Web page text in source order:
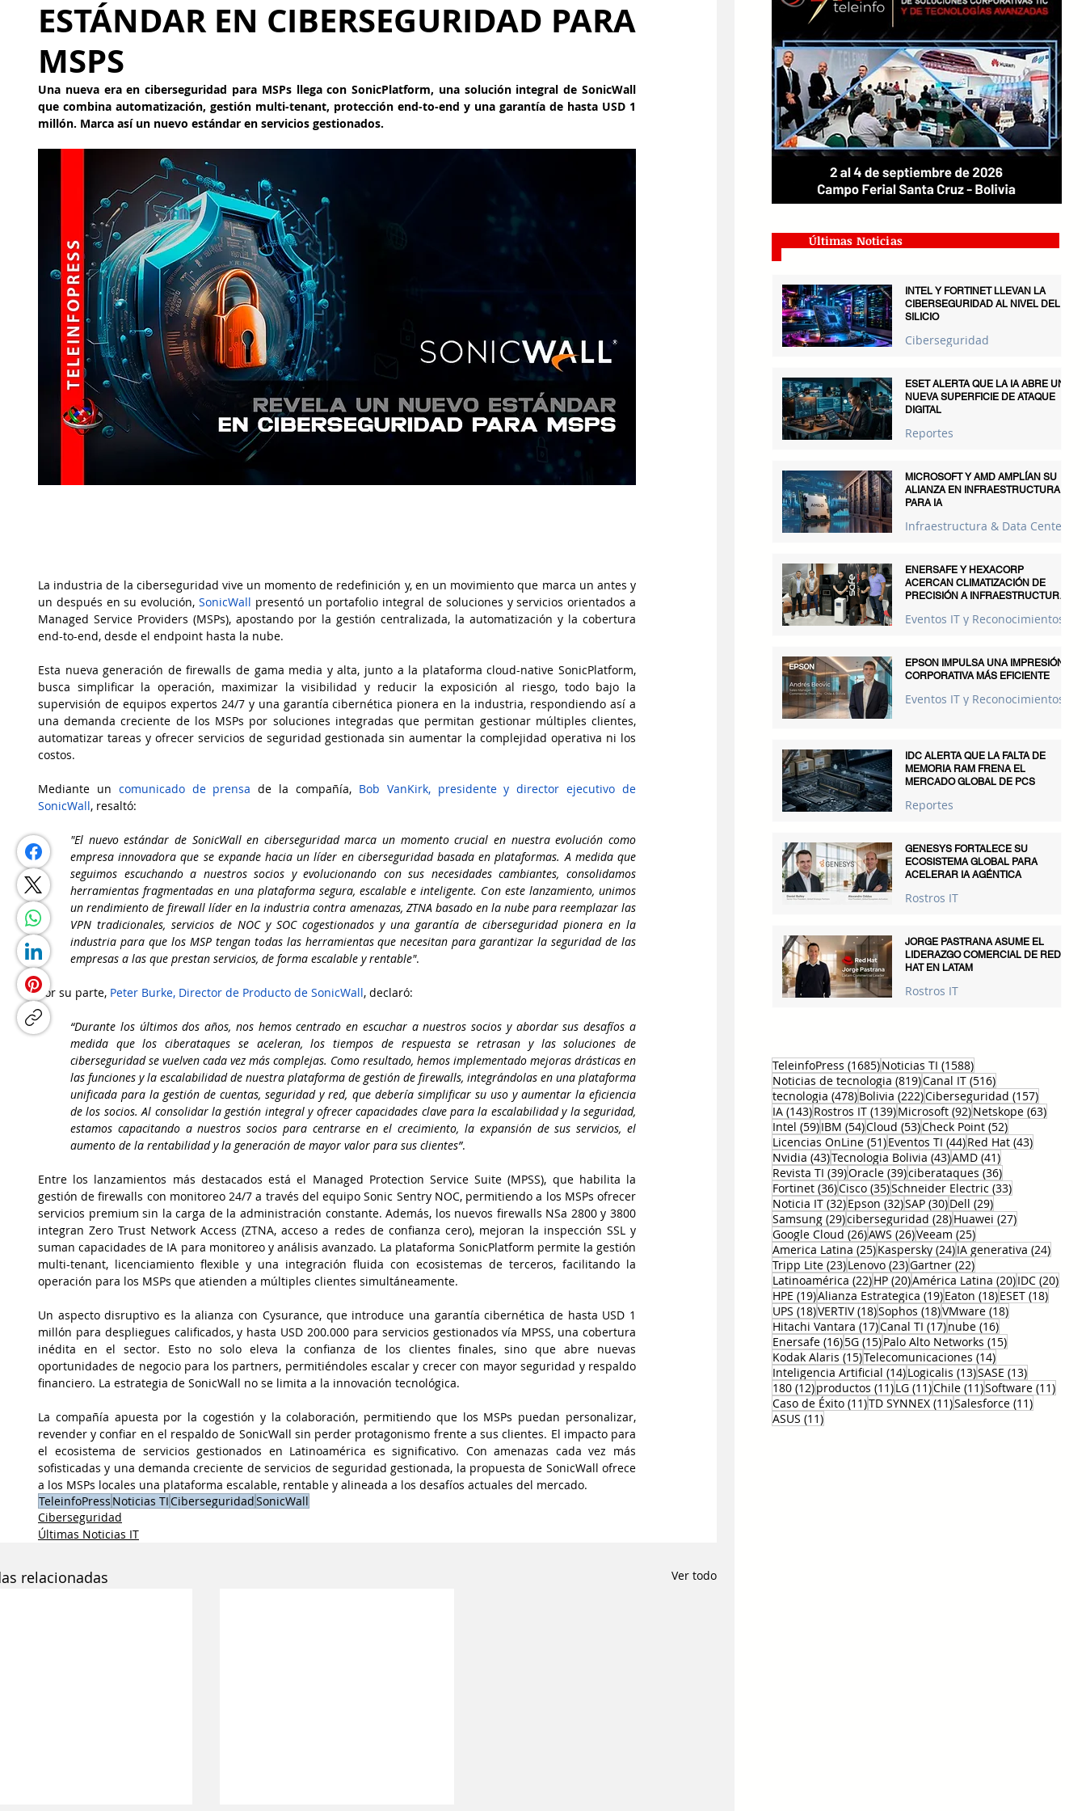
ESTÁNDAR EN CIBERSEGURIDAD PARA
MSPS
Una nueva era en ciberseguridad para MSPs llega con SonicPlatform, una solución integral de SonicWall
que combina automatización, gestión multi-tenant, protección end-to-end y una garantía de hasta USD 1
millón. Marca así un nuevo estándar en servicios gestionados.
La industria de la ciberseguridad vive un momento de redefinición y, en un movimiento que marca un antes y
un después en su evolución, SonicWall presentó un portafolio integral de soluciones y servicios orientados a
Managed Service Providers (MSPs), apostando por la gestión centralizada, la automatización y la cobertura
end-to-end, desde el endpoint hasta la nube.
Esta nueva generación de firewalls de gama media y alta, junto a la plataforma cloud-native SonicPlatform,
busca simplificar la operación, maximizar la visibilidad y reducir la exposición al riesgo, todo bajo la
supervisión de equipos expertos 24/7 y una garantía cibernética pionera en la industria, respondiendo así a
una demanda creciente de los MSPs por soluciones integradas que permitan gestionar múltiples clientes,
automatizar tareas y ofrecer servicios de seguridad gestionada sin aumentar la complejidad operativa ni los
costos.
Mediante un comunicado de prensa de la compañía, Bob VanKirk, presidente y director ejecutivo de
SonicWall, resaltó:
"El nuevo estándar de SonicWall en ciberseguridad marca un momento crucial en nuestra evolución como
empresa innovadora que se expande hacia un líder en ciberseguridad basada en plataformas. A medida que
seguimos escuchando a nuestros socios y evolucionando con sus necesidades cambiantes, consolidamos
herramientas fragmentadas en una plataforma segura, escalable e inteligente. Con este lanzamiento, unimos
un rendimiento de firewall líder en la industria contra amenazas, ZTNA basado en la nube para reemplazar las
VPN tradicionales, servicios de NOC y SOC cogestionados y una garantía de ciberseguridad pionera en la
industria para que los MSP tengan todas las herramientas que necesitan para garantizar la seguridad de las
empresas a las que prestan servicios, de forma escalable y rentable".
Por su parte, Peter Burke, Director de Producto de SonicWall, declaró:
“Durante los últimos dos años, nos hemos centrado en escuchar a nuestros socios y abordar sus desafíos a
medida que los ciberataques se aceleran, los tiempos de respuesta se retrasan y las soluciones de
ciberseguridad se vuelven cada vez más complejas. Como resultado, hemos implementado mejoras drásticas en
las funciones y la escalabilidad de nuestra plataforma de gestión de firewalls, integrándolas en una plataforma
unificada para la gestión de cuentas, seguridad y red, que debería simplificar su uso y aumentar la eficiencia
de los socios. Al consolidar la gestión integral y ofrecer capacidades clave para la escalabilidad y la seguridad,
estamos capacitando a nuestros socios para centrarse en el crecimiento, la expansión de sus servicios, el
aumento de la rentabilidad y la generación de mayor valor para sus clientes”.
Entre los lanzamientos más destacados está el Managed Protection Service Suite (MPSS), que habilita la
gestión de firewalls con monitoreo 24/7 a través del equipo Sonic Sentry NOC, permitiendo a los MSPs ofrecer
servicios premium sin la carga de la administración constante. Además, los nuevos firewalls NSa 2800 y 3800
integran Zero Trust Network Access (ZTNA, acceso a redes de confianza cero), mejoran la inspección SSL y
suman capacidades de IA para monitoreo y análisis avanzado. La plataforma SonicPlatform permite la gestión
multi-tenant, licenciamiento flexible y una integración fluida con ecosistemas de terceros, facilitando la
operación para los MSPs que atienden a múltiples clientes simultáneamente.
Un aspecto disruptivo es la alianza con Cysurance, que introduce una garantía cibernética de hasta USD 1
millón para despliegues calificados, y hasta USD 200.000 para servicios gestionados vía MPSS, una cobertura
inédita en el sector. Esto no solo eleva la confianza de los clientes finales, sino que abre nuevas
oportunidades de negocio para los partners, permitiéndoles escalar y crecer con mayor seguridad y respaldo
financiero. La estrategia de SonicWall no se limita a la innovación tecnológica.
La compañía apuesta por la cogestión y la colaboración, permitiendo que los MSPs puedan personalizar,
revender y confiar en el respaldo de SonicWall sin perder protagonismo frente a sus clientes. El impacto para
el ecosistema de servicios gestionados en Latinoamérica es significativo. Con amenazas cada vez más
sofisticadas y una demanda creciente de servicios de seguridad gestionada, la propuesta de SonicWall ofrece
a los MSPs locales una plataforma escalable, rentable y alineada a los desafíos actuales del mercado.
TeleinfoPress Noticias TICiberseguridadSonicWall
Ciberseguridad
Últimas Noticias IT
relacionadas Ver todo
Últimas Noticias
INTEL Y FORTINET LLEVAN LA
CIBERSEGURIDAD AL NIVEL DEL
SILICIO
Ciberseguridad
ESET ALERTA QUE LA IA ABRE UNA
NUEVA SUPERFICIE DE ATAQUE
DIGITAL
Reportes
MICROSOFT Y AMD AMPLÍAN SU
ALIANZA EN INFRAESTRUCTURA
PARA IA
Infraestructura & Data Centers
ENERSAFE Y HEXACORP
ACERCAN CLIMATIZACIÓN DE
PRECISIÓN A INFRAESTRUCTURAS
Eventos IT y Reconocimientos
EPSON IMPULSA UNA IMPRESIÓN
CORPORATIVA MÁS EFICIENTE
Eventos IT y Reconocimientos
IDC ALERTA QUE LA FALTA DE
MEMORIA RAM FRENA EL
MERCADO GLOBAL DE PCS
Reportes
GENESYS FORTALECE SU
ECOSISTEMA GLOBAL PARA
ACELERAR IA AGÉNTICA
Rostros IT
JORGE PASTRANA ASUME EL
LIDERAZGO COMERCIAL DE RED
HAT EN LATAM
Rostros IT
TeleinfoPress (1685)1685 entradas
Noticias TI (1588)1588 entradas
Noticias de tecnologia (819)819 entradas
Canal IT (516)516 entradas
tecnologia (478)478 entradas
Bolivia (222)222 entradas
Ciberseguridad (157)157
IA (143)143 entradas
Rostros IT (139)139 entradas
Microsoft (92)92 entradas
Netskope (63)63
Intel (59)59 entradas
IBM (54)54 entradas
Cloud (53)53 entradas
Check Point (52)52 entradas
Licencias OnLine (51)51 entradas
Eventos TI (44)44 entradas
Red Hat (43)43
Nvidia (43)43 entradas
Tecnologia Bolivia (43)43 entradas
AMD (41)41 entradas
Revista TI (39)39 entradas
Oracle (39)39 entradas
ciberataques (36)36 entradas
Fortinet (36)36 entradas
Cisco (35)35 entradas
Schneider Electric (33)33 entradas
Noticia IT (32)32 entradas
Epson (32)32 entradas
SAP (30)30 entradas
Dell (29)29 entradas
Samsung (29)29 entradas
ciberseguridad (28)28 entradas
Huawei (27)27 entradas
Google Cloud (26)26 entradas
AWS (26)26 entradas
Veeam (25)25 entradas
America Latina (25)25 entradas
Kaspersky (24)24 entradas
IA generativa (24)24
Tripp Lite (23)23 entradas
Lenovo (23)23 entradas
Gartner (22)22 entradas
Latinoamérica (22)22 entradas
HP (20)20 entradas
América Latina (20)20 entradas
IDC (20)20
HPE (19)19 entradas
Alianza Estrategica (19)19 entradas
Eaton (18)18 entradas
ESET (18)18
UPS (18)18 entradas
VERTIV (18)18 entradas
Sophos (18)18 entradas
VMware (18)18 entradas
Hitachi Vantara (17)17 entradas
Canal TI (17)17 entradas
nube (16)16 entradas
Enersafe (16)16 entradas
5G (15)15 entradas
Palo Alto Networks (15)15 entradas
Kodak Alaris (15)15 entradas
Telecomunicaciones (14)14 entradas
Inteligencia Artificial (14)14 entradas
Logicalis (13)13 entradas
SASE (13)13
180 (12)12 entradas
productos (11)11 entradas
LG (11)11 entradas
Chile (11)11 entradas
Software (11)11
Caso de Éxito (11)11 entradas
TD SYNNEX (11)11 entradas
Salesforce (11)11
ASUS (11)11 entradas